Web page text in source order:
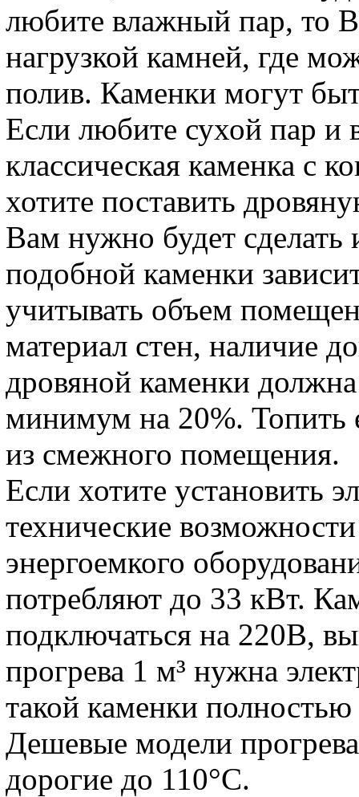
любите влажный пар, то
нагрузкой камней, где
полив. Каменки могут
Если любите сухой пар и
классическая каменка с
хотите поставить
Вам нужно будет
подобной каменки
учитывать объем
материал стен, наличие
дровяной каменки
минимум на 20%. Топить
из смежного помещения.
Если хотите установить
технические
энергоемкого
потребляют до 33 кВт.
подключаться на 220В,
прогрева 1 м³ нужна
такой каменки
Дешевые модели
дорогие до 110°С.